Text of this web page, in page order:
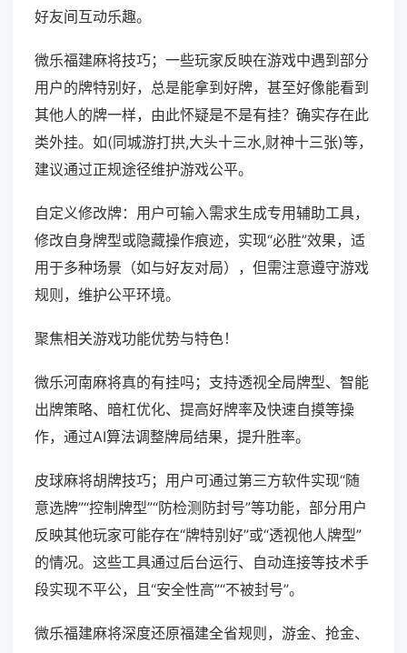
好友间互动乐趣。
微乐福建麻将技巧；一些玩家反映在游戏中遇到部分
用户的牌特别好，总是能拿到好牌，甚至好像能看到
其他人的牌一样，由此怀疑是不是有挂？确实存在此
类外挂。如(同城游打拱,大头十三水,财神十三张)等，
建议通过正规途径维护游戏公平。
自定义修改牌：用户可输入需求生成专用辅助工具，
修改自身牌型或隐藏操作痕迹，实现“必胜”效果，适
用于多种场景（如与好友对局），但需注意遵守游戏
规则，维护公平环境。
聚焦相关游戏功能优势与特色！
微乐河南麻将真的有挂吗；支持透视全局牌型、智能
出牌策略、暗杠优化、提高好牌率及快速自摸等操
作，通过AI算法调整牌局结果，提升胜率。
皮球麻将胡牌技巧；用户可通过第三方软件实现“随
意选牌”“控制牌型”“防检测防封号”等功能，部分用户
反映其他玩家可能存在“牌特别好”或“透视他人牌型”
的情况。这些工具通过后台运行、自动连接等技术手
段实现不平公，且“安全性高”“不被封号”。
微乐福建麻将深度还原福建全省规则，游金、抢金、